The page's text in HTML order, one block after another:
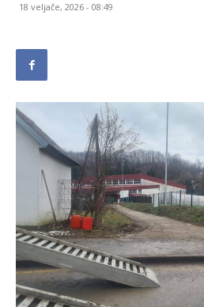
18 veljače, 2026 - 08:49